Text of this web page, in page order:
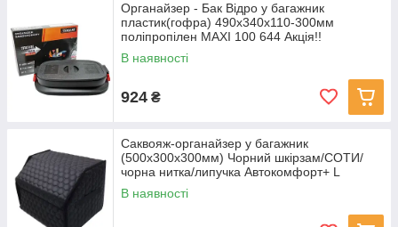
Органайзер - Бак Відро у багажник
пластик(гофра) 490х340х110-300мм
поліпропілен MAXI 100 644 Акція!!
В наявності
924 ₴
Саквояж-органайзер у багажник
(500х300х300мм) Чорний шкірзам/СОТИ/
чорна нитка/липучка Aвтокомфорт+ L
В наявності